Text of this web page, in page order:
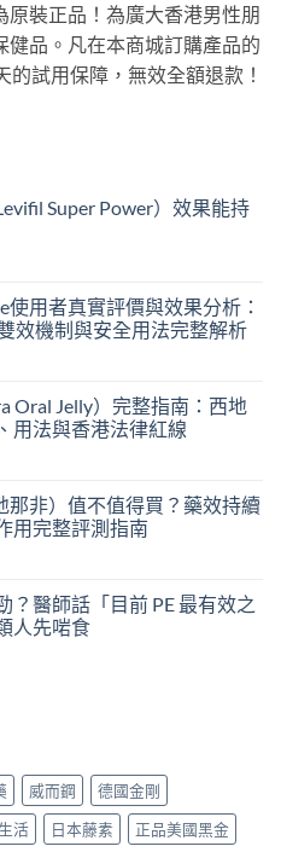
裝正品！為廣大香港男性朋
健品。凡在本商城訂購產品的
試用保障，無效全額退款！
Super Power）效果能持
用者真實評價與效果分析：
效機制與安全用法完整解析
Oral Jelly）完整指南：西地
用法與香港法律紅線
那非）值不值得買？藥效持續
用完整評測指南
？醫師話「目前 PE 最有效之
人先啱食
威而鋼
德國金剛
活 日本藤素 正品美國黑金